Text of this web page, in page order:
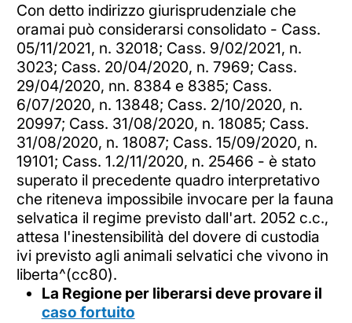
Con detto indirizzo giurisprudenziale che
oramai può considerarsi consolidato - Cass.
05/11/2021, n. 32018; Cass. 9/02/2021, n.
3023; Cass. 20/04/2020, n. 7969; Cass.
29/04/2020, nn. 8384 e 8385; Cass.
6/07/2020, n. 13848; Cass. 2/10/2020, n.
20997; Cass. 31/08/2020, n. 18085; Cass.
31/08/2020, n. 18087; Cass. 15/09/2020, n.
19101; Cass. 1.2/11/2020, n. 25466 - è stato
superato il precedente quadro interpretativo
che riteneva impossibile invocare per la fauna
selvatica il regime previsto dall'art. 2052 c.c.,
attesa l'inestensibilità del dovere di custodia
ivi previsto agli animali selvatici che vivono in
liberta^(cc80).
La Regione per liberarsi deve provare il
caso fortuito